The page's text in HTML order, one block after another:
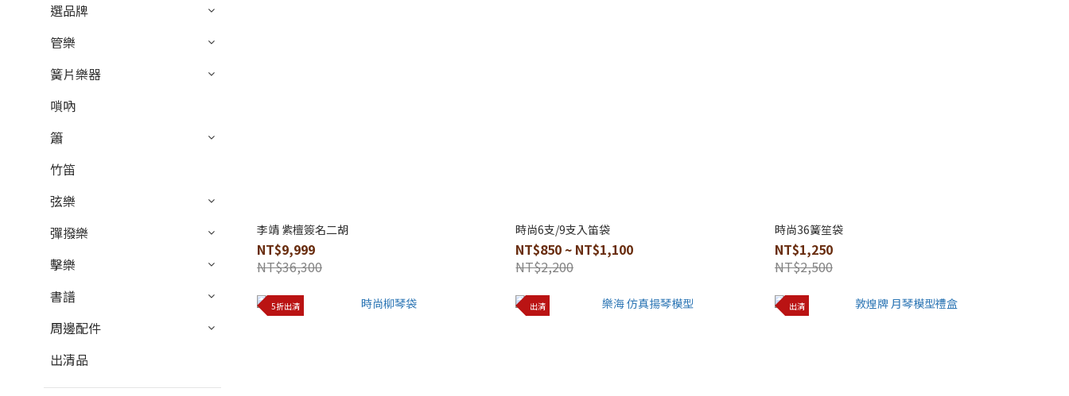
選品牌
管樂
簧片樂器
嗩吶
簫
竹笛
弦樂
彈撥樂
擊樂
書譜
周邊配件
出清品
李靖 紫檀簽名二胡
NT$9,999
NT$36,300
時尚6支/9支入笛袋
NT$850 ~ NT$1,100
NT$2,200
時尚36簧笙袋
NT$1,250
NT$2,500
5折出清 出清 出清